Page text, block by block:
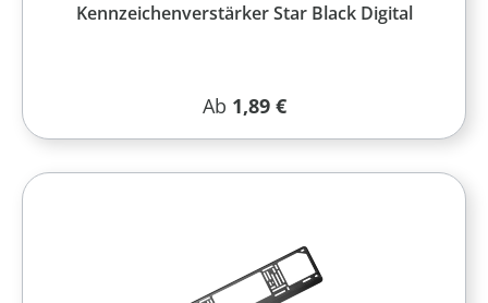
Kennzeichenverstärker Star Black Digital
Regulärer Preis:
Ab 1,89 €